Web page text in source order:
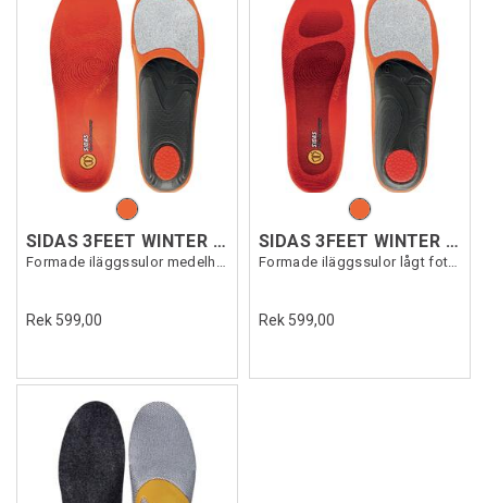
SIDAS 3FEET WINTER MID
Formade iläggssulor medelhögt fotvalv
Rek 599,00
SIDAS 3FEET WINTER LOW
Formade iläggssulor lågt fotvalv
Rek 599,00